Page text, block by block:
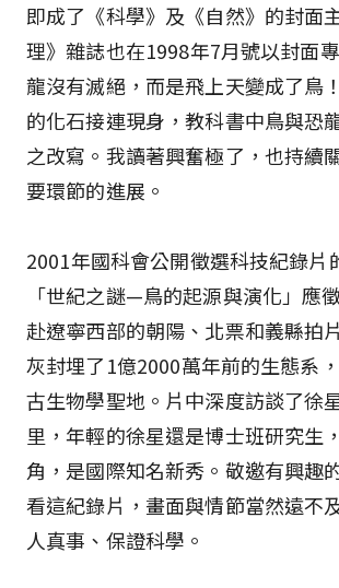
即成了《科學》及《自然》的封面
理》雜誌也在1998年7月號以封面
龍沒有滅絕，而是飛上天變成了鳥
的化石接連現身，教科書中鳥與恐
之改寫。我讀著興奮極了，也持續
要環節的進展。
2001年國科會公開徵選科技紀錄片
「世紀之謎—鳥的起源與演化」應
赴遼寧西部的朝陽、北票和義縣拍
灰封埋了1億2000萬年前的生態系
古生物學聖地。片中深度訪談了徐
里，年輕的徐星還是博士班研究生
角，是國際知名新秀。敬邀有興趣
看這紀錄片，畫面與情節當然遠不
人真事、保證科學。